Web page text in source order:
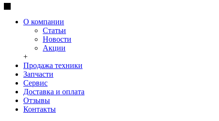
О компании
Статьи
Новости
Акции
+
Продажа техники
Запчасти
Сервис
Доставка и оплата
Отзывы
Контакты